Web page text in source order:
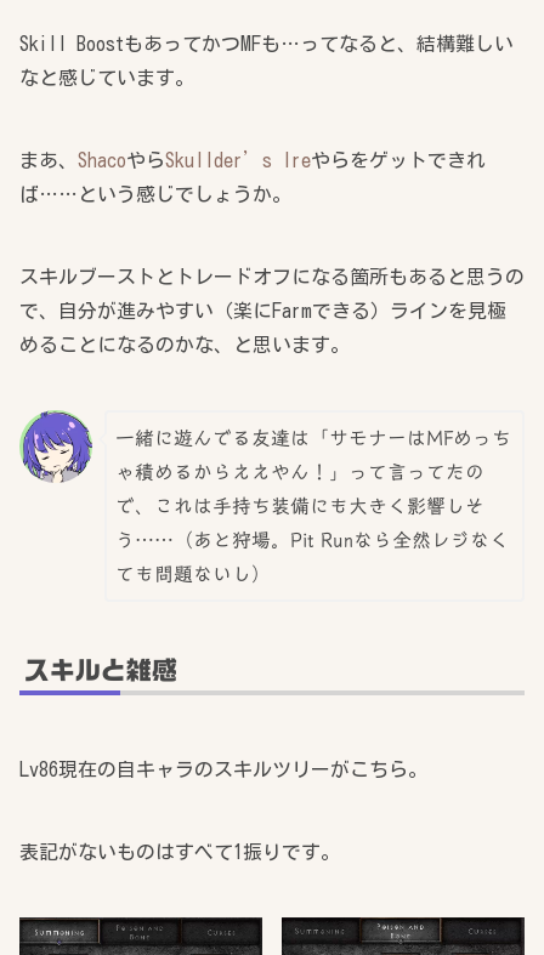
Skill BoostもあってかつMFも…ってなると、結構難しい
なと感じています。
まあ、 ShacoやらSkullder’s Ireやらをゲットできれ
ば……という感じでしょうか。
スキルブーストとトレードオフになる箇所もあると思うの
で、自分が進みやすい（楽にFarmできる）ラインを見極
めることになるのかな、と思います。
一緒に遊んでる友達は「サモナーはMFめっち
ゃ積めるからええやん！」って言ってたの
で、これは手持ち装備にも大きく影響しそ
う……（あと狩場。Pit Runなら全然レジなく
ても問題ないし）
スキルと雑感
Lv86現在の自キャラのスキルツリーがこちら。
表記がないものはすべて1振りです。